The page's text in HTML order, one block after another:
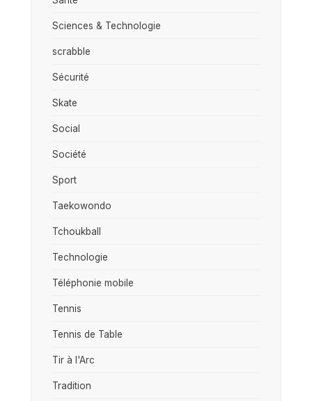
Sciences & Technologie
scrabble
Sécurité
Skate
Social
Société
Sport
Taekowondo
Tchoukball
Technologie
Téléphonie mobile
Tennis
Tennis de Table
Tir à l'Arc
Tradition